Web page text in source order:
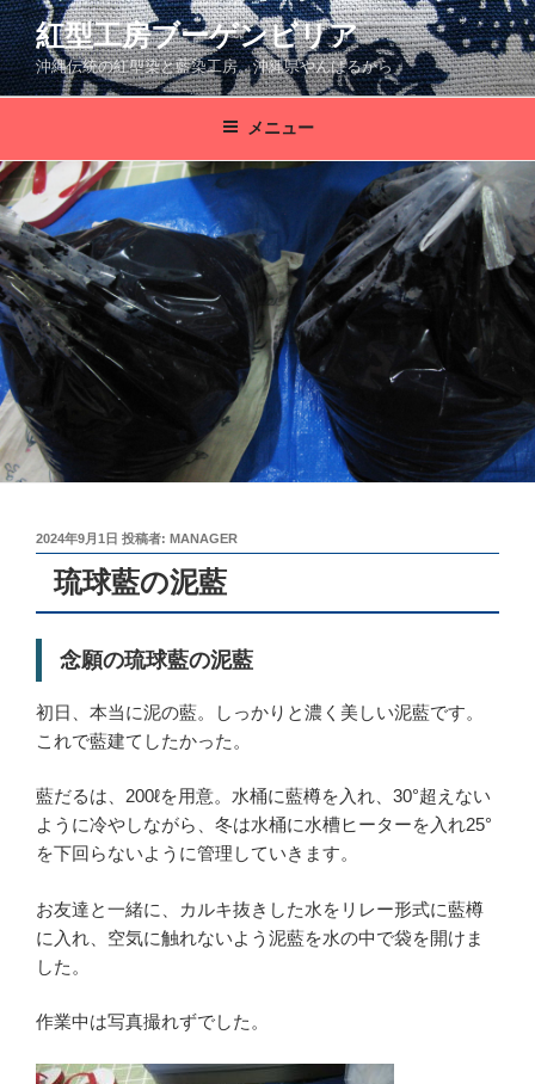
コ
ン
テ
ン
へ
ス
キ
ッ
プ
紅型工房ブーゲンビリア
沖縄伝統の紅型染と藍染工房。沖縄県やんばるから
メニュー
投
2024年9月1日 投稿者: MANAGER
琉球藍の泥藍
念願の琉球藍の泥藍
初日、本当に泥の藍。しっかりと濃く美しい泥藍です。
これで藍建てしたかった。
藍だるは、200ℓを用意。水桶に藍樽を入れ、30°超えない
ように冷やしながら、冬は水桶に水槽ヒーターを入れ25°
を下回らないように管理していきます。
お友達と一緒に、カルキ抜きした水をリレー形式に藍樽
に入れ、空気に触れないよう泥藍を水の中で袋を開けま
した。
作業中は写真撮れずでした。